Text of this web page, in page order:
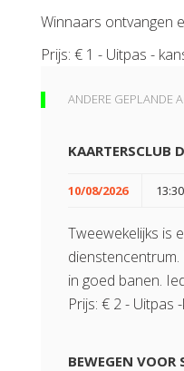
Winnaars ontvangen
Prijs: € 1 - Uitpas -
ANDERE GEPLANDE
KAARTERSCLUB
10/08/2026
Tweewekelijks is
in goed banen.
Prijs: € 2 - Uitpas
BEWEGEN VOOR